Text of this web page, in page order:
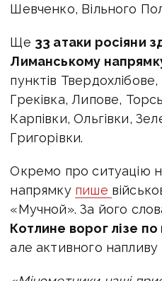
Шевченко, Вільного
Ще 33 атаки росіяни
Лиманському
пунктів
Греківка, Липове,
Карпівки, Ольгівки,
Григорівки.
Окремо про ситуацію
напрямку пише
«Мучной». За його
Котлине ворог лізе
але активного напливу